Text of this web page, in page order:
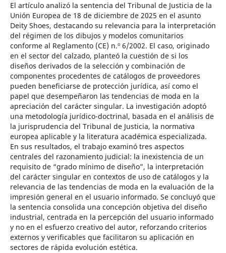
El artículo analizó la sentencia del Tribunal de Justicia de la
Unión Europea de 18 de diciembre de 2025 en el asunto
Deity Shoes, destacando su relevancia para la interpretación
del régimen de los dibujos y modelos comunitarios
conforme al Reglamento (CE) n.º 6/2002. El caso, originado
en el sector del calzado, planteó la cuestión de si los
diseños derivados de la selección y combinación de
componentes procedentes de catálogos de proveedores
pueden beneficiarse de protección jurídica, así como el
papel que desempeñaron las tendencias de moda en la
apreciación del carácter singular. La investigación adoptó
una metodología jurídico-doctrinal, basada en el análisis de
la jurisprudencia del Tribunal de Justicia, la normativa
europea aplicable y la literatura académica especializada.
En sus resultados, el trabajo examinó tres aspectos
centrales del razonamiento judicial: la inexistencia de un
requisito de “grado mínimo de diseño”, la interpretación
del carácter singular en contextos de uso de catálogos y la
relevancia de las tendencias de moda en la evaluación de la
impresión general en el usuario informado. Se concluyó que
la sentencia consolida una concepción objetiva del diseño
industrial, centrada en la percepción del usuario informado
y no en el esfuerzo creativo del autor, reforzando criterios
externos y verificables que facilitaron su aplicación en
sectores de rápida evolución estética.